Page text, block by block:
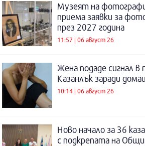
Музеят на
приема заявки за
през 2027 година
11:57 | 06 август 26
Жена подаде сигнал в
Казанлък заради
10:14 | 06 август 26
Ново начало за 36
с подкрепата на